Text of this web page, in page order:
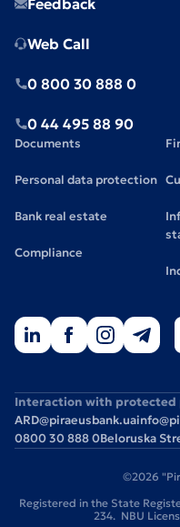
Feedback
Web Call
0 800 30 888 0
0 44 495 88 90
Documents
Personal data protection
Bank real estate
Compliance
Interaction with protected
ARD@piraeusbank.ua
0800 30 888 0Beloruska
©2026
Registered in the State
234. NBU